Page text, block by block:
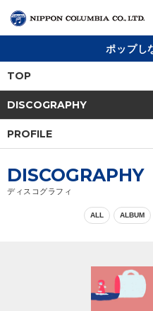
アーティスト
ジャンル
ポップし
TOP
DISCOGRAPHY
PROFILE
DISCOGRAPHY
ディスコグラフィ
ALL ALBUM